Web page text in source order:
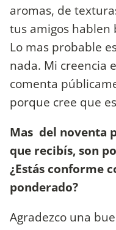
aromas, de
tus amigos hablen
Lo mas probable
nada. Mi creencia
comenta
porque cree que
Mas del noventa
que recibís, son
¿Estás conforme
ponderado?
Agradezco una